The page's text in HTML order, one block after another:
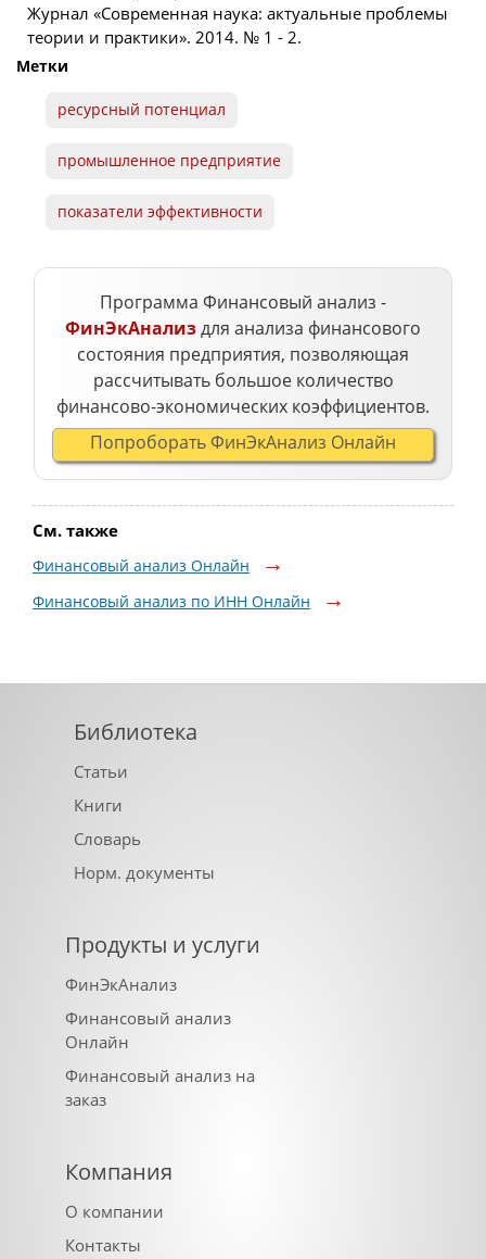
Журнал «Современная наука: актуальные проблемы
теории и практики». 2014. № 1 - 2.
Метки
ресурсный потенциал
промышленное предприятие
показатели эффективности
Программа Финансовый анализ -
ФинЭкАнализдля анализа финансового
состояния предприятия, позволяющая
рассчитывать большое количество
финансово-экономических коэффициентов.
Попроборать ФинЭкАнализ Онлайн
См. также
Финансовый анализ Онлайн
Финансовый анализ по ИНН Онлайн
Библиотека
Статьи
Книги
Словарь
Норм. документы
Продукты и услуги
ФинЭкАнализ
Финансовый анализ
Онлайн
Финансовый анализ на
заказ
Компания
О компании
Контакты